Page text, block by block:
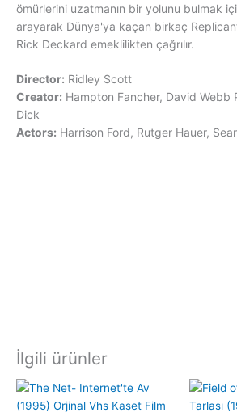
ömürlerini uzatmanın bir yolunu bulmak için
arayarak Dünya'ya kaçan birkaç
Rick Deckard emeklilikten çağrılır.
Director: Ridley Scott
Creator: Hampton Fancher, David Webb
Dick
Actors: Harrison Ford, Rutger Hauer,
İlgili ürünler